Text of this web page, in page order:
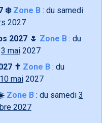
❄️ Zone B : du samedi
2027
2027 🌷 Zone B : du
3 mai 2027
✝️ Zone B : du
10 mai 2027
Zone B : du samedi 3
2027